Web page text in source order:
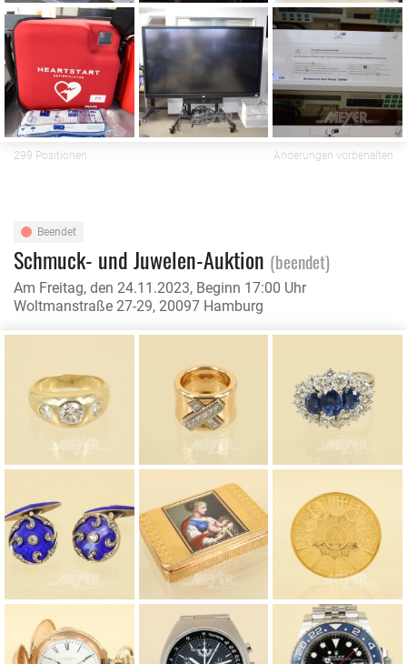
299 Positionen Änderungen vorbehalten
Schmuck- und Juwelen-Auktion (beendet)
Am Freitag, den 24.11.2023, Beginn 17:00 Uhr
Woltmanstraße 27-29, 20097 Hamburg
Beendet